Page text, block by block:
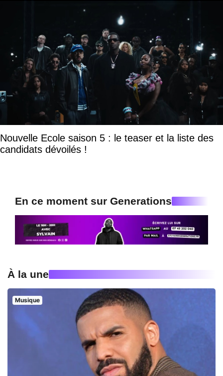
Nouvelle Ecole saison 5 : le teaser et la liste des
candidats dévoilés !
En ce moment sur Generations
À la une
Musique